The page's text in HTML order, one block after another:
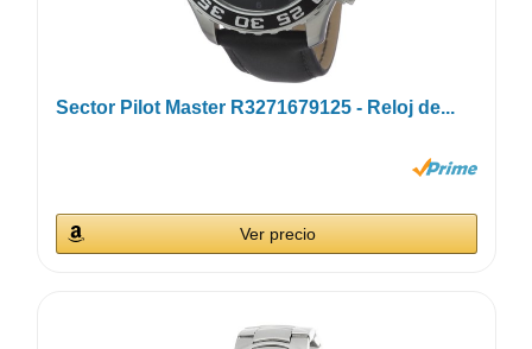
Sector Pilot Master R3271679125 - Reloj de...
Ver precio